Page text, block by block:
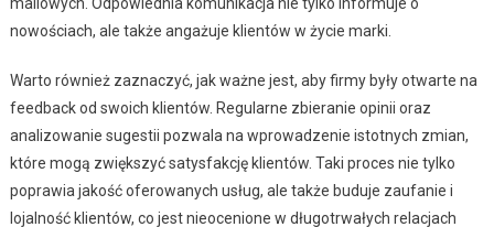
nowościach, ale także angażuje klientów w życie marki.
Warto również zaznaczyć, jak ważne jest, aby firmy były otwarte na
feedback od swoich klientów. Regularne zbieranie opinii oraz
analizowanie sugestii pozwala na wprowadzenie istotnych zmian,
które mogą zwiększyć satysfakcję klientów. Taki proces nie tylko
poprawia jakość oferowanych usług, ale także buduje zaufanie i
lojalność klientów, co jest nieocenione w długotrwałych relacjach